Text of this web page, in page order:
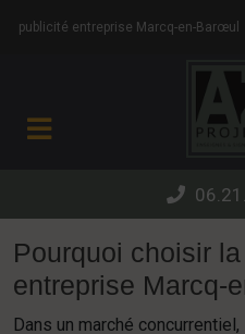
publicité entreprise Marcq-en-Barœul
Pourquoi choisir
entreprise Marcq-
Dans un marché concurrentiel,